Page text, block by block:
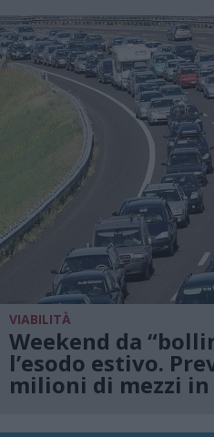
VIABILITÀ
Weekend da
l’esodo estivo.
milioni di mezzi